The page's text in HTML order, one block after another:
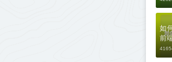
如
前